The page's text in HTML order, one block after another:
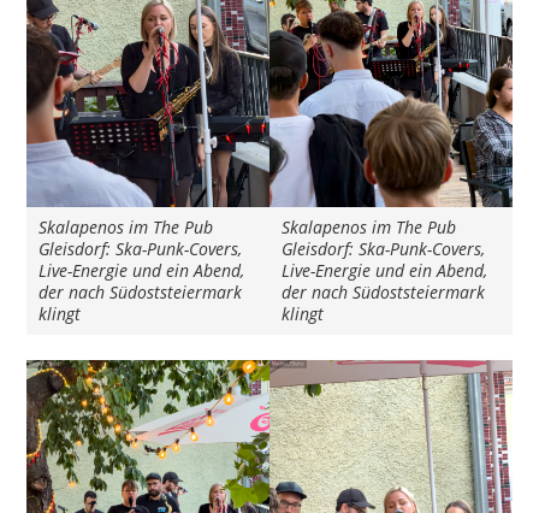
Skalapenos im The Pub
Gleisdorf: Ska-Punk-Covers,
Live-Energie und ein Abend,
der nach Südoststeiermark
klingt
Skalapenos im The Pub
Gleisdorf: Ska-Punk-Covers,
Live-Energie und ein Abend,
der nach Südoststeiermark
klingt